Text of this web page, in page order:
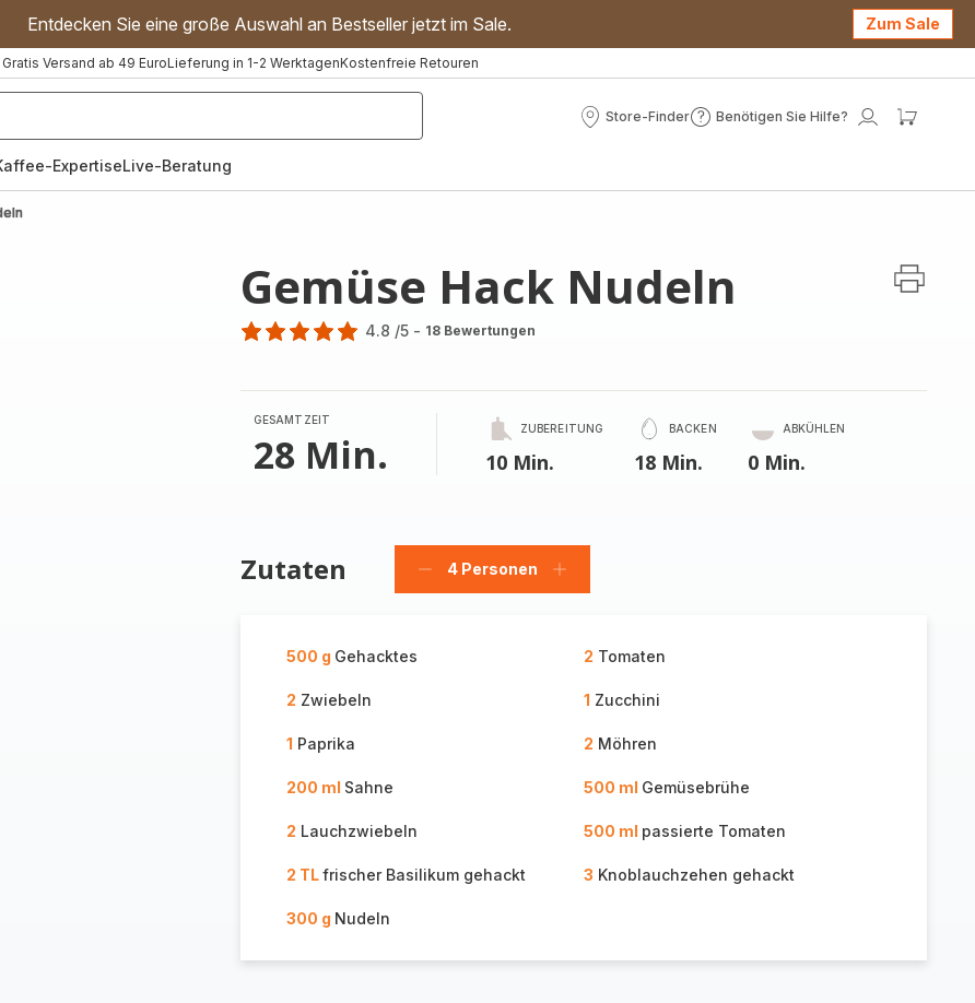
Entdecken Sie eine große Auswahl an Bestseller jetzt im Sale. Zum Sale
Gratis Versand ab 49 EuroLieferung in 1-2 WerktagenKostenfreie Retouren
Store-Finder
Store-
Benötigen Sie Hilfe?
Benötigen
Mein
ExpertiseLive-Beratung
Gemüse Hack Nudeln
4.8 /5 - 18 Bewertungen
GESAMTZEIT
28 Min.
ZUBEREITUNG
10 Min.
BACKEN
18 Min.
ABKÜHLEN
0 Min.
Zutaten
Personen
4 Personen
Personen
500 g Gehacktes 2 Tomaten
2 Zwiebeln 1 Zucchini
1 Paprika 2 Möhren
200 ml Sahne 500 ml Gemüsebrühe
2 Lauchzwiebeln 500 ml passierte Tomaten
2 TLfrischer Basilikum gehackt 3 Knoblauchzehen gehackt
300 g Nudeln